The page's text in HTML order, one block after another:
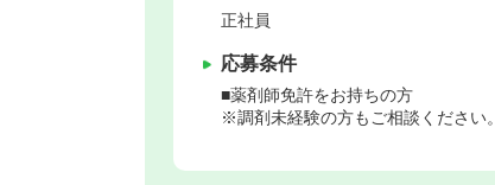
正社員
応募条件
■薬剤師免許をお持ちの方
※調剤未経験の方もご相談ください。